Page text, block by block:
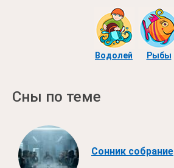
Водолей Рыбы
Сны по теме
Сонник собрание